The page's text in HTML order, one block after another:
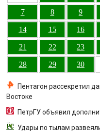
7 8 9
14 15 16
21 22 23
28 29 30
Пентагон рассекретил
Востоке
ПетрГУ объявил
Удары по тылам